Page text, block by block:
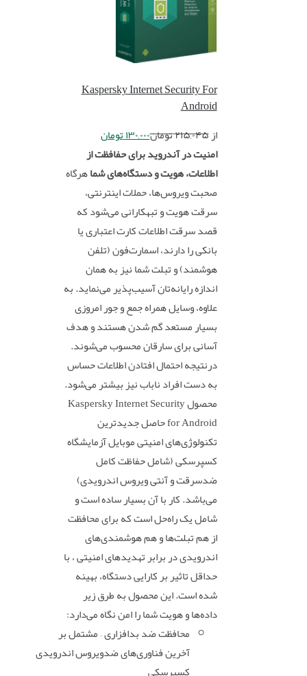
Kaspersky Internet Security For
Android
از۲۱۵,۰۴۵تومان۱۳۰,۰۰۰تومان
امنیت در آندروید برای حفافظت از
اطلاعات، هویت و دستگاه‌های شماهرگاه
صحبت ویروس‌ها، حملات اینترنتی،
سرقت هویت و تبهکارانی می‌شود که
قصد سرقت اطلاعات کارت اعتباری یا
بانکی را دارند، اسمارت‌فون (تلفن
هوشمند) و تبلت شما نیز به همان
اندازه رایانه‌تان آسیب‌پذیر می‌نماید. به
علاوه، وسایل همراه جمع و جور امروزی
بسیار مستعد گم شدن هستند و هدف
آسانی برای سارقان محسوب می‌شوند.
درنتیجه احتمال افتادن اطلاعات حساس
به دست افراد ناباب نیز بیشتر می‌شود.
محصول Kaspersky Internet Security
for Android حاصل جدیدترین
تکنولوژی‌های امنیتی موبایل آزمایشگاه
کسپرسکی (شامل حفاظت کامل
ضدسرقت و آنتی ویروس اندرویدی)
می‌باشد. کار با آن بسیار ساده است و
شامل یک راه‌حل است که برای محافظت
از هم تبلت‌ها و هم هوشمندی‌های
اندرویدی در برابر تهدیدهای امنیتی ، با
حداقل تاثیر بر کارایی دستگاه، بهینه
شده است. این محصول به طرق زیر
داده‌ها و هویت شما را امن نگاه می‌دارد:
محافظت ضد بدافزاری – مشتمل بر
آخرین فناوری‌های ضدویروس اندرویدی
کسپرسکی